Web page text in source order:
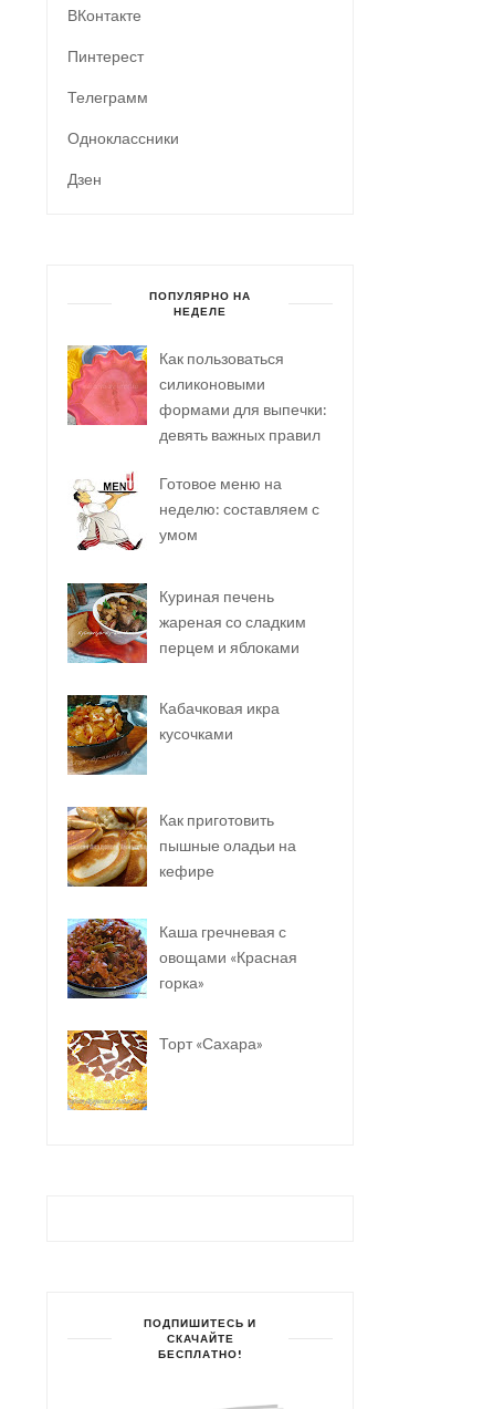
ВКонтакте
Пинтерест
Телеграмм
Одноклассники
Дзен
ПОПУЛЯРНО НА
НЕДЕЛЕ
Как пользоваться
силиконовыми
формами для выпечки:
девять важных правил
Готовое меню на
неделю: составляем с
умом
Куриная печень
жареная со сладким
перцем и яблоками
Кабачковая икра
кусочками
Как приготовить
пышные оладьи на
кефире
Каша гречневая с
овощами «Красная
горка»
Торт «Сахара»
ПОДПИШИТЕСЬ И
СКАЧАЙТЕ
БЕСПЛАТНО!